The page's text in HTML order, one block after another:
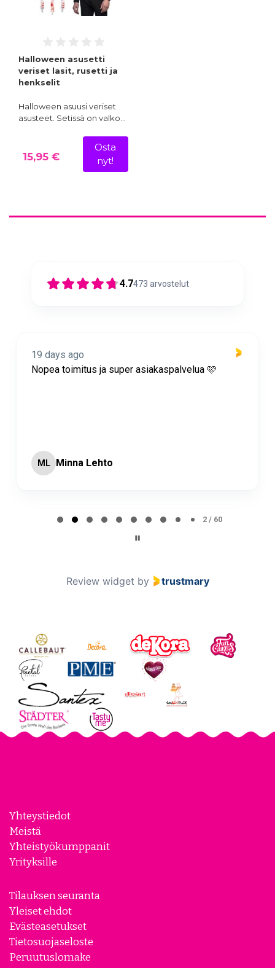
Halloween asusetti
veriset lasit, rusetti ja
henkselit
Halloween asuusi veriset
asusteet. Setissä on valko…
15,95 €
Osta
nyt!
4.7473 arvostelut
19 days ago
Nopea toimitus ja super asiakaspalvelua 🩷
ML Minna Lehto
2 / 60
Review widget by trustmary
Yhteystiedot
Meistä
Yhteistyökumppanit
Yrityksille
Tilauksen seuranta
Yleiset ehdot
Evästeasetukset
Tietosuojaseloste
Peruutuslomake